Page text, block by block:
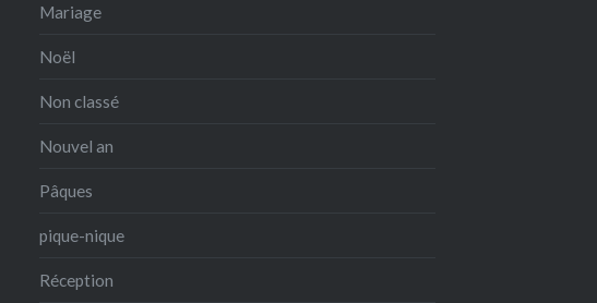
Mariage
Noël
Non classé
Nouvel an
Pâques
pique-nique
Réception